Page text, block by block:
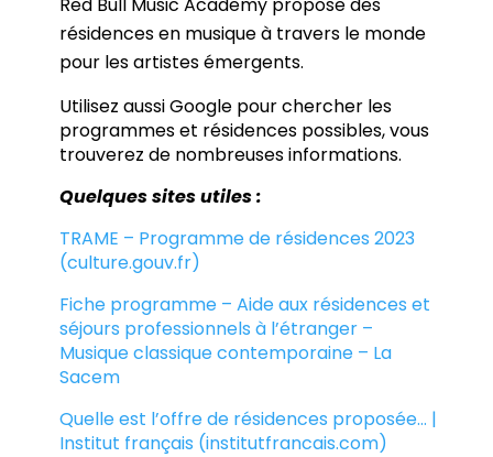
résidences en musique à travers le monde
pour les artistes émergents.
Utilisez aussi Google pour chercher les
programmes et résidences possibles, vous
trouverez de nombreuses informations.
Quelques sites utiles :
TRAME – Programme de résidences 2023
(culture.gouv.fr)
Fiche programme – Aide aux résidences et
séjours professionnels à l’étranger –
Musique classique contemporaine – La
Sacem
Quelle est l’offre de résidences proposée… |
Institut français (institutfrancais.com)